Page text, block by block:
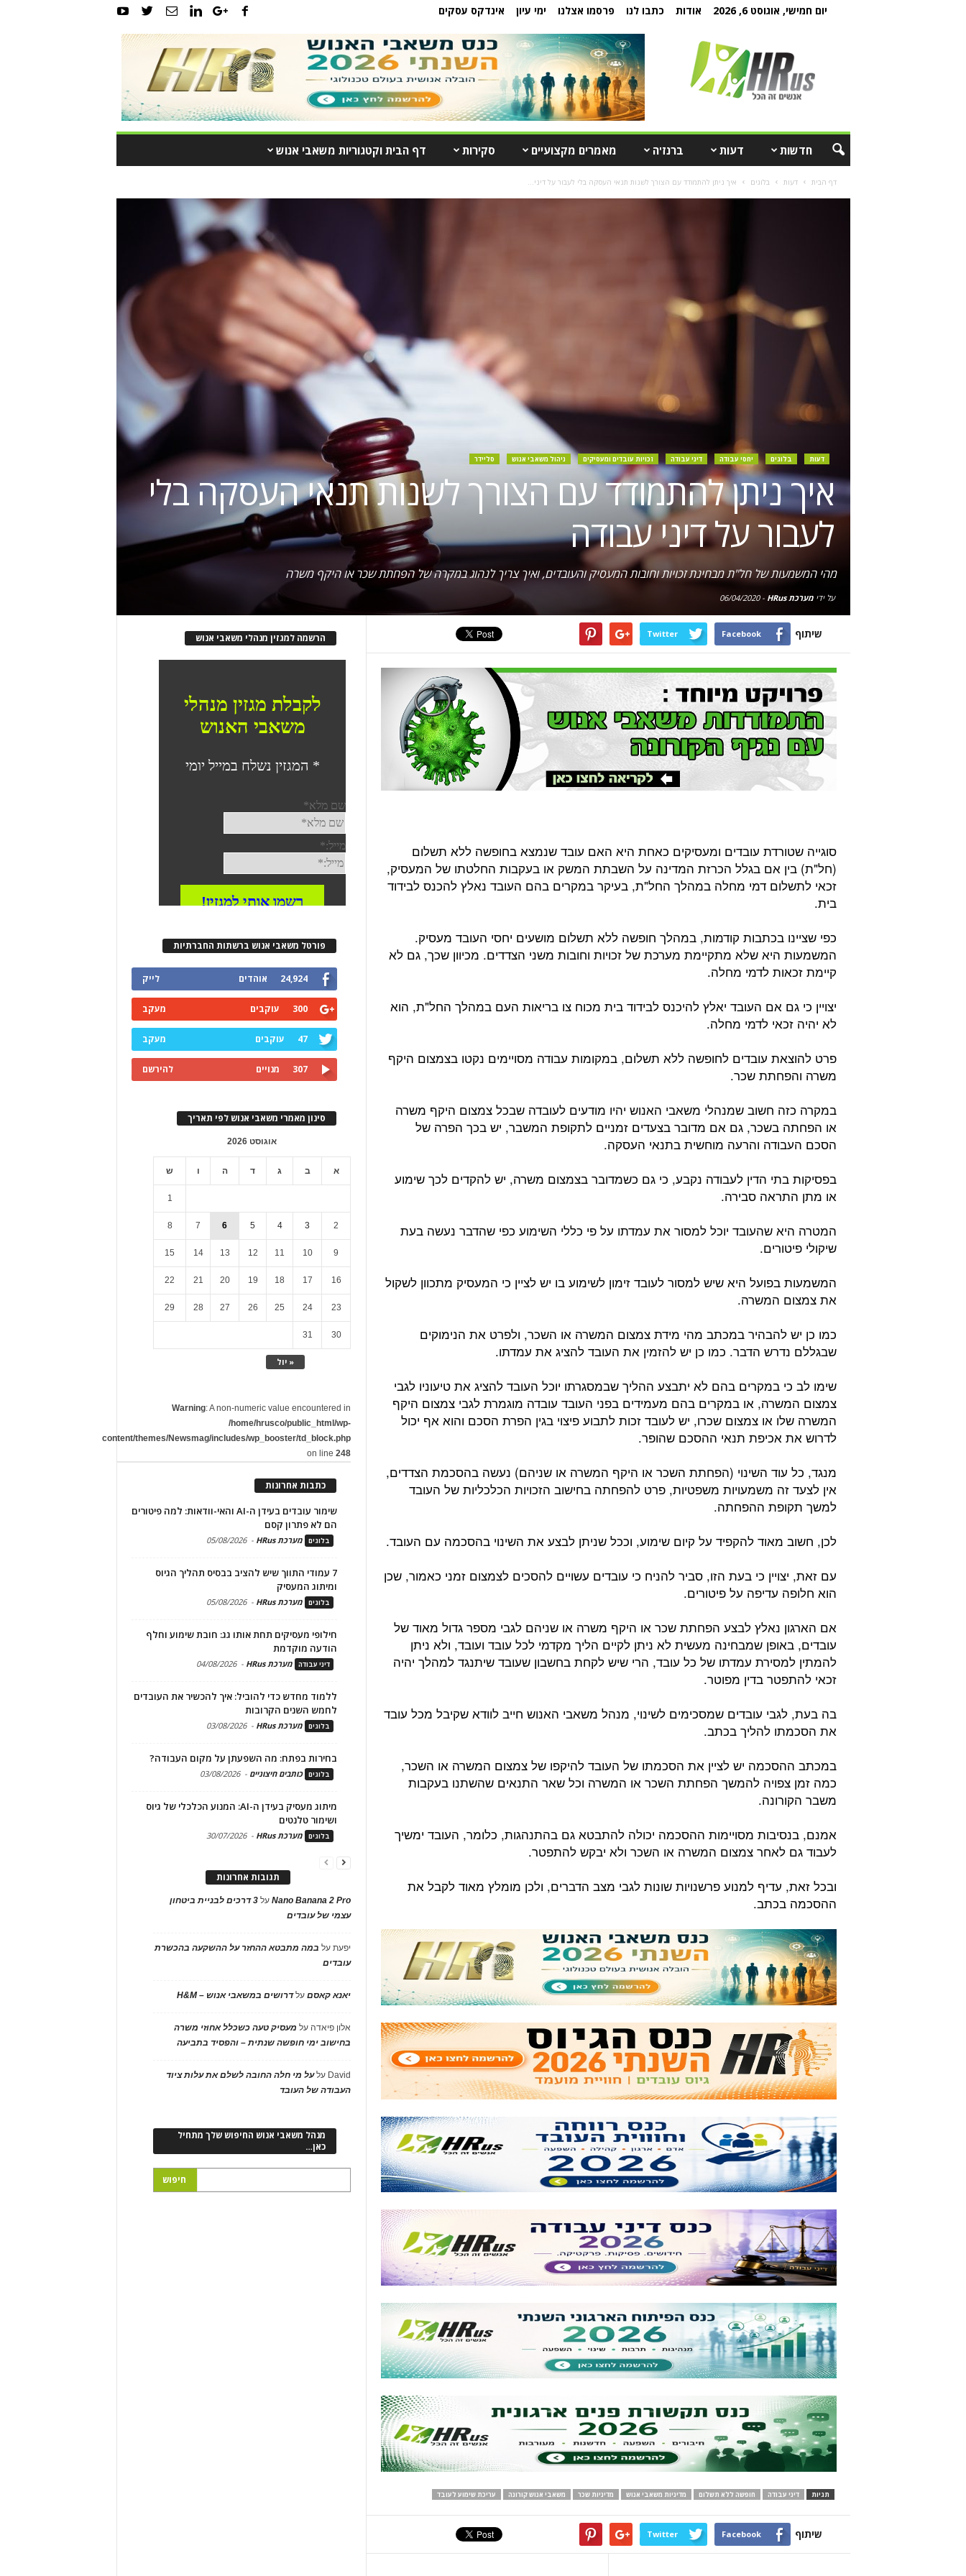
יום חמישי, אוגוסט 6, 2026 אודות כתבו לנו פרסמו אצלנו ימי עיון אינדקס עסקים
חדשות דעות ברנז'ה מאמרים מקצועיים סקירות דף הבית וקטגוריות משאבי אנוש
דף הבית דעות בלוגים איך ניתן להתמודד עם הצורך לשנות תנאי העסקה בלי לעבור על דיני...
דעות בלוגים יחסי עבודה דיני עבודה זכויות עובדים ומעסיקים ניהול משאבי אנוש סליידר
איך ניתן להתמודד עם הצורך לשנות תנאי העסקה בלי
לעבור על דיני עבודה
מהי המשמעות של חל"ת מבחינת זכויות וחובות המעסיק והעובדים, ואיך צריך לנהוג במקרה של הפחתת שכר או היקף משרה
על ידימערכת HRus -
06/04/2020
שיתוף Facebook
Twitter
סוגייה שטורדת עובדים ומעסיקים כאחת היא האם עובד שנמצא בחופשה ללא תשלום
(חל"ת) בין אם בגלל הכרזת המדינה על השבתת המשק או בעקבות החלטתו של המעסיק,
זכאי לתשלום דמי מחלה במהלך החל"ת, בעיקר במקרים בהם העובד נאלץ להכנס לבידוד
בית.
כפי שציינו בכתבות קודמות, במהלך חופשה ללא תשלום מושעים יחסי העובד מעסיק.
המשמעות היא שלא מתקיימת מערכת של זכויות וחובות משני הצדדים. מכיוון שכך, גם לא
קיימת זכאות לדמי מחלה.
יצויין כי גם אם העובד יאלץ להיכנס לבידוד בית מכוח צו בריאות העם במהלך החל"ת, הוא
לא יהיה זכאי לדמי מחלה.
פרט להוצאת עובדים לחופשה ללא תשלום, במקומות עבודה מסויימים נקטו בצמצום היקף
משרה והפחתת שכר.
במקרה כזה חשוב שמנהלי משאבי האנוש יהיו מודעים לעובדה שבכל צמצום היקף משרה
או הפחתה בשכר, גם אם מדובר בצעדים זמניים לתקופת המשבר, יש בכך הפרה של
הסכם העבודה והרעה מוחשית בתנאי העסקה.
בפסיקות בתי הדין לעבודה נקבע, כי גם כשמדובר בצמצום משרה, יש להקדים לכך שימוע
או מתן התראה סבירה.
המטרה היא שהעובד יוכל למסור את עמדתו על פי כללי השימוע כפי שהדבר נעשה בעת
שיקולי פיטורים.
המשמעות בפועל היא שיש למסור לעובד זימון לשימוע בו יש לציין כי המעסיק מתכוון לשקול
את צמצום המשרה.
כמו כן יש להבהיר במכתב מהי מידת צמצום המשרה או השכר, ולפרט את הנימוקים
שבגללם נדרש הדבר. כמו כן יש להזמין את העובד להציג את עמדתו.
שימו לב כי במקרים בהם לא יתבצע ההליך שבמסגרתו יוכל העובד להציג את טיעוניו לגבי
צמצום המשרה, או במקרים בהם מעמידים בפני העובד עובדה מוגמרת לגבי צמצום היקף
המשרה שלו או צמצום שכרו, יש לעובד זכות לתבוע פיצוי בגין הפרת הסכם והוא אף יכול
לדרוש את אכיפת תנאי ההסכם שהופר.
מנגד, כל עוד השינוי (הפחתת השכר או היקף המשרה או שניהם) נעשה בהסכמת הצדדים,
אין לצעד זה משמעויות משפטיות, פרט להפחתה בחישוב הזכויות הכלכליות של העובד
למשך תקופת ההפחתה.
לכן, חשוב מאוד להקפיד על קיום שימוע, וככל שניתן לבצע את השינוי בהסכמה עם העובד.
עם זאת, יצויין כי בעת הזו, סביר להניח כי עובדים עשויים להסכים לצמצום זמני כאמור, שכן
הוא חלופה עדיפה על פיטורים.
אם הארגון נאלץ לבצע הפחתת שכר או היקף משרה או שניהם לגבי מספר גדול מאוד של
עובדים, באופן שמבחינה מעשית לא ניתן לקיים הליך מקדמי לכל עובד ועובד, ולא ניתן
להמתין למסירת עמדתו של כל עובד, הרי שיש לקחת בחשבון שעובד שיתנגד למהלך יהיה
זכאי להתפטר בדין מפוטר.
בה בעת, לגבי עובדים שמסכימים לשינוי, מנהל משאבי האנוש חייב לוודא שקיבל מכל עובד
את הסכמתו להליך בכתב.
במכתב ההסכמה יש לציין את הסכמתו של העובד להיקפו של צמצום המשרה או השכר,
כמה זמן צפויה להמשך הפחתת השכר או המשרה וכל שאר התנאים שהשתנו בעקבות
משבר הקורונה.
אמנם, בנסיבות מסויימות ההסכמה יכולה להתבטא גם בהתנהגות, כלומר, העובד ימשיך
לעבוד גם לאחר צמצום המשרה או השכר ולא יבקש להתפטר.
ובכל זאת, עדיף למנוע פרשנויות שונות לגבי מצב הדברים, ולכן מומלץ מאוד לקבל את
ההסכמה בכתב.
תגיות דיני עבודה חופשה ללא תשלום מדיניות משאבי אנוש מדיניות שכר משאבי אנוש קורונה עריכת שימוע לעובד
שיתוף Facebook
Twitter
הרשמה למגזין מנהלי משאבי אנוש
פורטל משאבי אנוש ברשתות החברתיות
24,924 אוהדים לייק
300 עוקבים מעקב
47 עוקבים מעקב
307 מנויים להירשם
סינון מאמרי משאבי אנוש לפי תאריך
אוגוסט 2026
א ב ג ד ה ו ש
« יול
1
2
3
4
5
6
7
8
9
10
11
12
13
14
15
16
17
18
19
20
21
22
23
24
25
26
27
28
29
30
31
Warning: A non-numeric value encountered in
/home/hrusco/public_html/wp-
content/themes/Newsmag/includes/wp_booster/td_block.php
on line248
כתבות אחרונות
שימור עובדים בעידן ה-AI והאי-וודאות: למה פיטורים
הם לא פתרון קסם
בלוגים מערכת HRus -
05/08/2026
7 עמודי התווך שיש להציב בבסיס תהליך הגיוס
ומיתוג המעסיק
בלוגים מערכת HRus -
05/08/2026
חילופי מעסיקים תחת אותו גג: חובת שימוע וחלף
הודעה מוקדמת
דיני עבודה מערכת HRus -
04/08/2026
ללמוד מחדש כדי להוביל: איך להכשיר את העובדים
לחמש השנים הקרובות
בלוגים מערכת HRus -
03/08/2026
בחירות בפתח: מה השפעתן על מקום העבודה?
בלוגים כותבים חיצוניים -
03/08/2026
מיתוג מעסיק בעידן ה-AI: המנוע הכלכלי של גיוס
ושימור טלנטים
בלוגים מערכת HRus -
30/07/2026
תגובות אחרונות
Nano Banana 2 Proעל
3 דרכים לבניית ביטחון
עצמי של עובדים
יפעתעל במה מתבטא ההחזר על ההשקעה בהכשרת
עובדים
יאנא קאסםעלדרושים במשאבי אנוש – H&M
אלון פיאדה על מעסיק טעה כשכלל אחוזי משרה
בחישוב ימי חופשה שנתית – והפסיד בתביעה
David עלעל מי חלה החובה לשלם את עלות ציוד
העבודה של העובד
מנהל משאבי אנוש החיפוש שלך מתחיל
כאן…